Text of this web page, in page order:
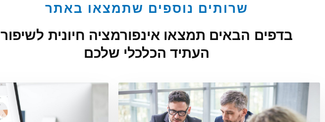
שרותים נוספים שתמצאו באתר
בדפים הבאים תמצאו אינפורמציה חיונית לשיפור
העתיד הכלכלי שלכם